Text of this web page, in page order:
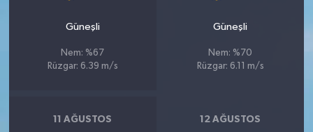
Güneşli
Nem: %67
Rüzgar: 6.39 m/s
Güneşli
Nem: %70
Rüzgar: 6.11 m/s
11 AĞUSTOS 12 AĞUSTOS